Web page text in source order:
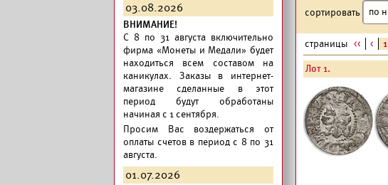
03.08.2026
ВНИМАНИЕ!
C 8 по 31 августа включительно
фирма «Монеты и Медали» будет
находиться всем составом на
каникулах. Заказы в интернет-
магазине сделанные в этот
период будут обработаны
начиная с 1 сентября.
Просим Вас воздержаться от
оплаты счетов в период с 8 по 31
августа.
01.07.2026
сортировать
страницы << < 1
Лот 1.